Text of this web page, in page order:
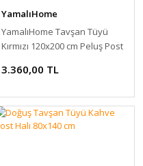
YamalıHome
YamalıHome Tavşan Tüyü
Kırmızı 120x200 cm Peluş Post
3.360,00 TL